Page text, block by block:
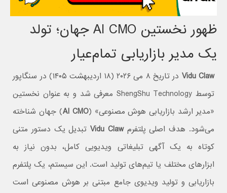
ظهور نخستین AI CMO جهان؛ تولد
یک مدیر بازاریابی تمام‌عیار
Vidu Claw
در تاریخ ۸ می ۲۰۲۶ (۱۸ اردیبهشت ۱۴۰۵) در سنگاپور
توسط ShengShu Technology معرفی شد و به عنوان نخستین
«مدیر ارشد بازاریابی هوش مصنوعی» (AI CMO) جهان شناخته
می‌شود. هدف اصلی پلتفرمVidu Clawتبدیل یک دستور متنی
کوتاه به یک آگهی تبلیغاتی ویدیویی کامل، بدون نیاز به
ابزارهای مختلف یا تیم‌های تولید است. این سیستم، یک پلتفرم
بازاریابی و تولید ویدیوی جامع مبتنی بر هوش مصنوعی است